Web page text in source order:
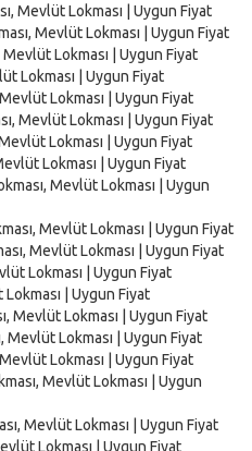
Mevlüt Lokması | Uygun Fiyat
Mevlüt Lokması | Uygun Fiyat
Mevlüt Lokması | Uygun Fiyat
Lokması | Uygun Fiyat
Lokması | Uygun Fiyat
Mevlüt Lokması | Uygun Fiyat
Lokması | Uygun Fiyat
Lokması | Uygun Fiyat
Mevlüt Lokması | Uygun
Mevlüt Lokması | Uygun Fiyat
Mevlüt Lokması | Uygun Fiyat
Lokması | Uygun Fiyat
Lokması | Uygun Fiyat
Mevlüt Lokması | Uygun Fiyat
Mevlüt Lokması | Uygun Fiyat
Lokması | Uygun Fiyat
Mevlüt Lokması | Uygun
Mevlüt Lokması | Uygun Fiyat
Lokması | Uygun Fiyat